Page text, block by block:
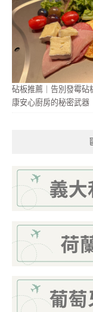
砧板推薦｜告別發霉砧
康安心廚房的秘密武器